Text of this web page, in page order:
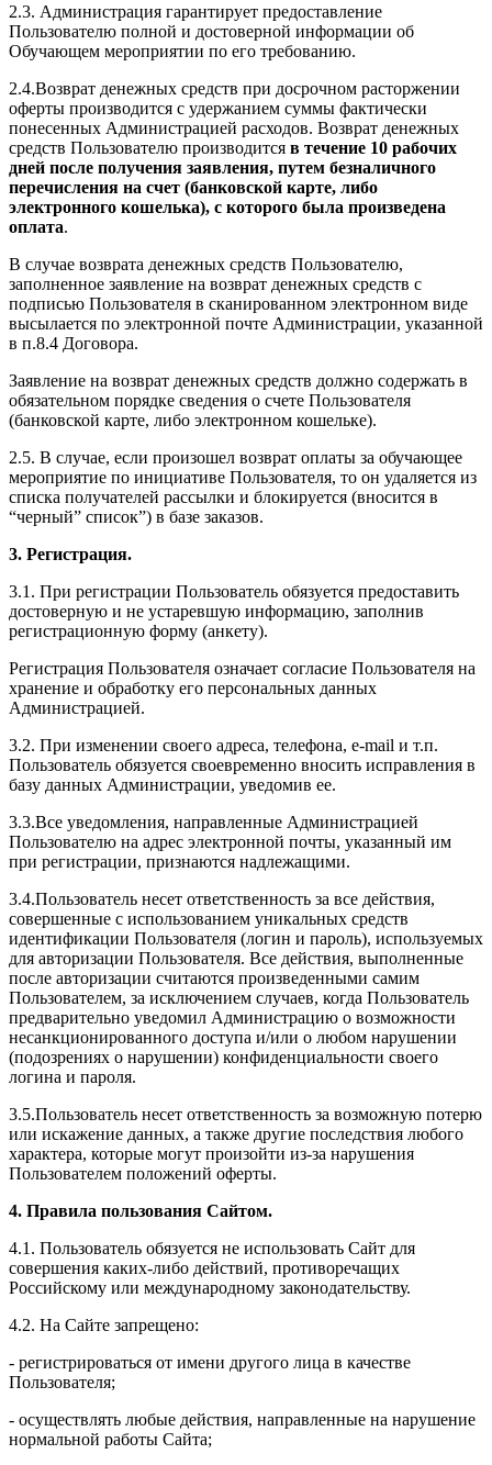
2.3. Администрация гарантирует предоставление
Пользователю полной и достоверной информации об
Обучающем мероприятии по его требованию.
2.4.Возврат денежных средств при досрочном расторжении
оферты производится с удержанием суммы фактически
понесенных Администрацией расходов. Возврат денежных
средств Пользователю производится в течение 10 рабочих
дней после получения заявления, путем безналичного
перечисления на счет (банковской карте, либо
электронного кошелька), с которого была произведена
оплата.
В случае возврата денежных средств Пользователю,
заполненное заявление на возврат денежных средств с
подписью Пользователя в сканированном электронном виде
высылается по электронной почте Администрации, указанной
в п.8.4 Договора.
Заявление на возврат денежных средств должно содержать в
обязательном порядке сведения о счете Пользователя
(банковской карте, либо электронном кошельке).
2.5. В случае, если произошел возврат оплаты за обучающее
мероприятие по инициативе Пользователя, то он удаляется из
списка получателей рассылки и блокируется (вносится в
“черный” список”) в базе заказов.
3. Регистрация.
3.1. При регистрации Пользователь обязуется предоставить
достоверную и не устаревшую информацию, заполнив
регистрационную форму (анкету).
Регистрация Пользователя означает согласие Пользователя на
хранение и обработку его персональных данных
Администрацией.
3.2. При изменении своего адреса, телефона, e-mail и т.п.
Пользователь обязуется своевременно вносить исправления в
базу данных Администрации, уведомив ее.
3.3.Все уведомления, направленные Администрацией
Пользователю на адрес электронной почты, указанный им
при регистрации, признаются надлежащими.
3.4.Пользователь несет ответственность за все действия,
совершенные с использованием уникальных средств
идентификации Пользователя (логин и пароль), используемых
для авторизации Пользователя. Все действия, выполненные
после авторизации считаются произведенными самим
Пользователем, за исключением случаев, когда Пользователь
предварительно уведомил Администрацию о возможности
несанкционированного доступа и/или о любом нарушении
(подозрениях о нарушении) конфиденциальности своего
логина и пароля.
3.5.Пользователь несет ответственность за возможную потерю
или искажение данных, а также другие последствия любого
характера, которые могут произойти из-за нарушения
Пользователем положений оферты.
4. Правила пользования Сайтом.
4.1. Пользователь обязуется не использовать Сайт для
совершения каких-либо действий, противоречащих
Российскому или международному законодательству.
4.2. На Сайте запрещено:
- регистрироваться от имени другого лица в качестве
Пользователя;
- осуществлять любые действия, направленные на нарушение
нормальной работы Сайта;